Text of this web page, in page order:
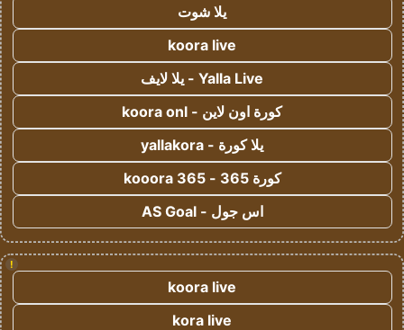
يلا شوت
koora live
Yalla Live - يلا لايف
كورة اون لاين - koora onl
يلا كورة - yallakora
كورة 365 - kooora 365
اس جول - AS Goal
!
koora live
kora live